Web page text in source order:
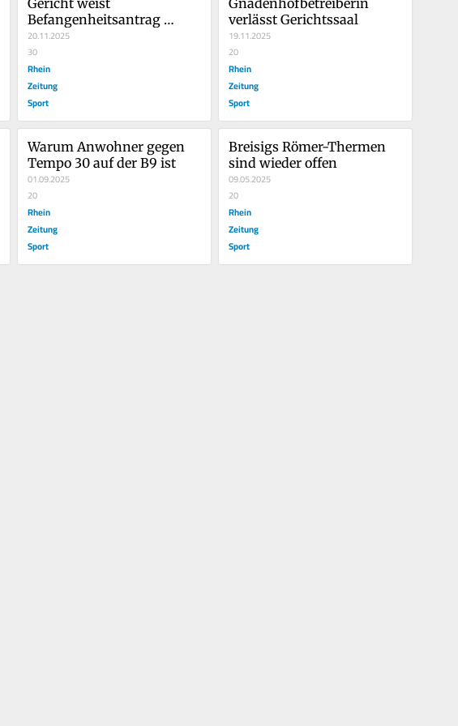
Befangenheitsantrag
zurück
20.11.2025
30
Rhein
Zeitung
Sport
verlässt Gerichtssaal
19.11.2025
20
Rhein
Zeitung
Sport
Warum Anwohner gegen
Tempo 30 auf der B9 ist
01.09.2025
20
Rhein
Zeitung
Sport
Breisigs Römer-Thermen
sind wieder offen
09.05.2025
20
Rhein
Zeitung
Sport